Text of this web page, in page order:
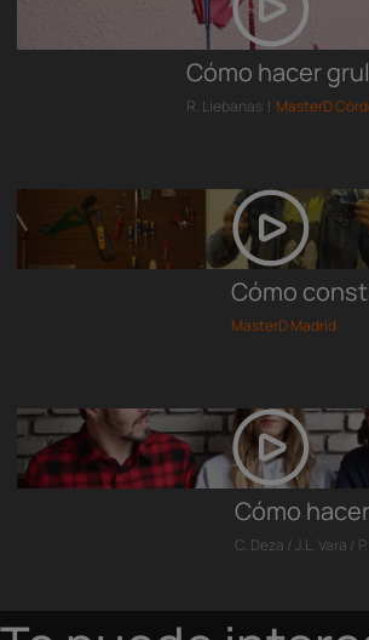
Cómo hacer
R. Líebanas | MasterD
Cómo
MasterD Madrid
Cómo
C. Deza / J.L. Vara /